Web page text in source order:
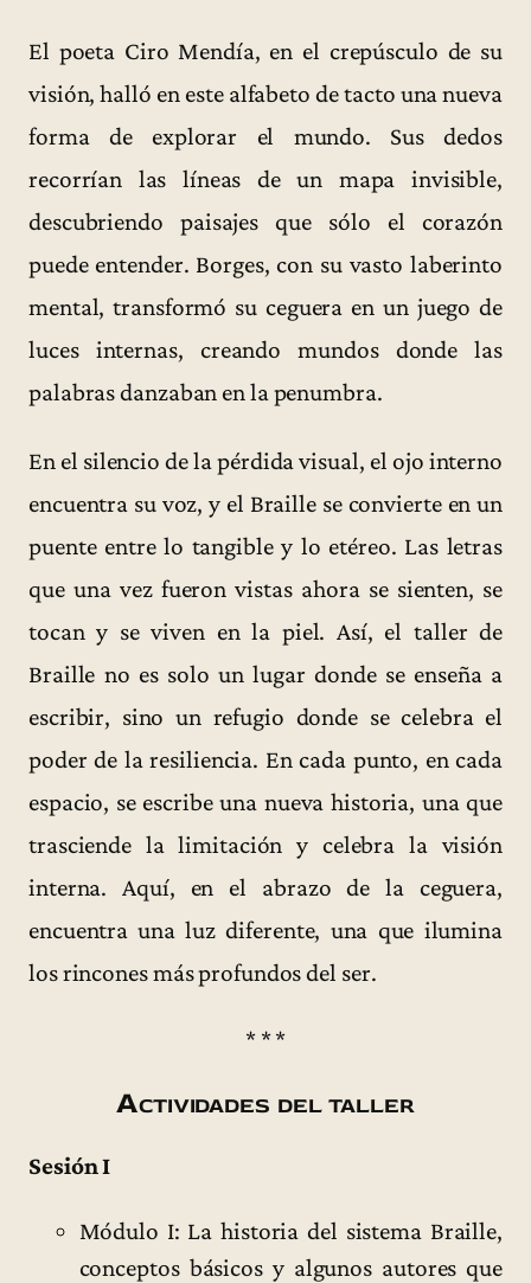
El poeta Ciro Mendía, en el crepúsculo de su
visión, halló en este alfabeto de tacto una nueva
forma de explorar el mundo. Sus dedos
recorrían las líneas de un mapa invisible,
descubriendo paisajes que sólo el corazón
puede entender. Borges, con su vasto laberinto
mental, transformó su ceguera en un juego de
luces internas, creando mundos donde las
palabras danzaban en la penumbra.
En el silencio de la pérdida visual, el ojo interno
encuentra su voz, y el Braille se convierte en un
puente entre lo tangible y lo etéreo. Las letras
que una vez fueron vistas ahora se sienten, se
tocan y se viven en la piel. Así, el taller de
Braille no es solo un lugar donde se enseña a
escribir, sino un refugio donde se celebra el
poder de la resiliencia. En cada punto, en cada
espacio, se escribe una nueva historia, una que
trasciende la limitación y celebra la visión
interna. Aquí, en el abrazo de la ceguera,
encuentra una luz diferente, una que ilumina
los rincones más profundos del ser.
* * *
Actividades del taller
Sesión I
Módulo I: La historia del sistema Braille,
conceptos básicos y algunos autores que